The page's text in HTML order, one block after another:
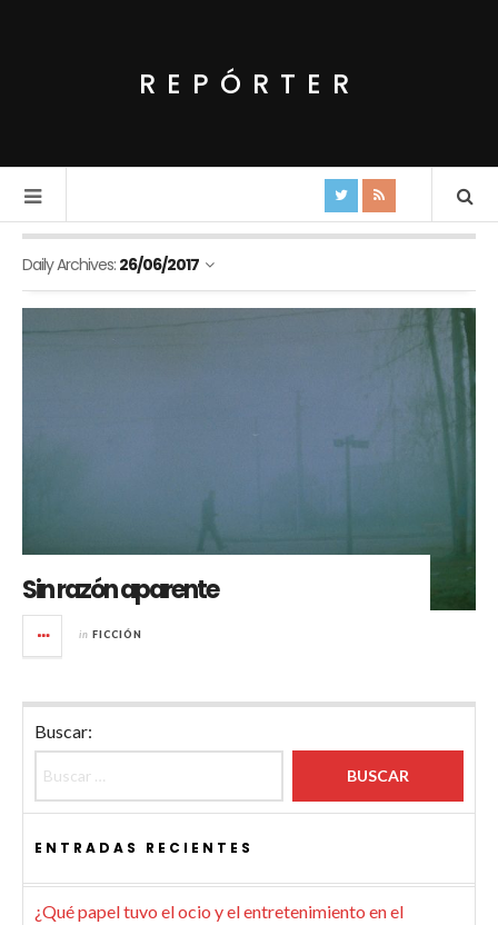
REPÓRTER
Daily Archives: 26/06/2017
Sin razón aparente
in FICCIÓN
Buscar:
ENTRADAS RECIENTES
¿Qué papel tuvo el ocio y el entretenimiento en el